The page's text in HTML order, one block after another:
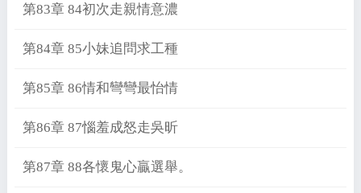
第83章 84初次走親情意濃
第84章 85小妹追問求工種
第85章 86情和彎彎最怡情
第86章 87惱羞成怒走吳昕
第87章 88各懷鬼心贏選舉。